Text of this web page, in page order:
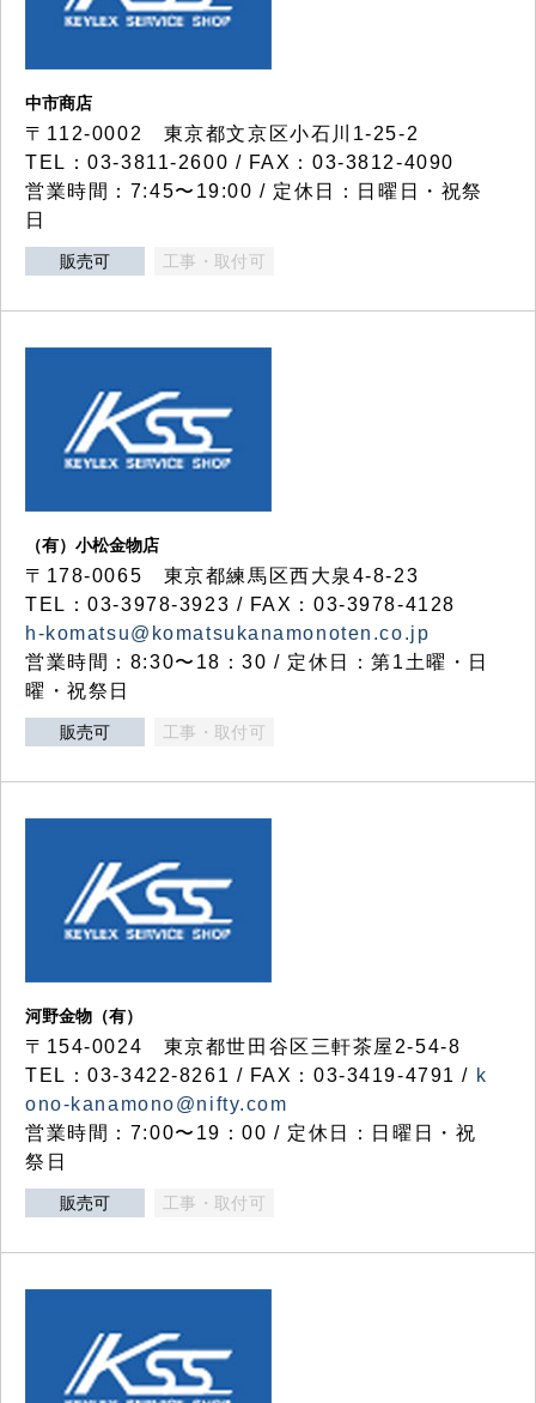
中市商店
〒112-0002 東京都文京区小石川1-25-2
TEL：03-3811-2600 / FAX：03-3812-4090
営業時間：7:45〜19:00 / 定休日：日曜日・祝祭
日
販売可 工事・取付可
（有）小松金物店
〒178-0065 東京都練馬区西大泉4-8-23
TEL：03-3978-3923 / FAX：03-3978-4128
h-komatsu@komatsukanamonoten.co.jp
営業時間：8:30〜18：30 / 定休日：第1土曜・日
曜・祝祭日
販売可 工事・取付可
河野金物（有）
〒154-0024 東京都世田谷区三軒茶屋2-54-8
TEL：03-3422-8261 / FAX：03-3419-4791 / k
ono-kanamono@nifty.com
営業時間：7:00〜19：00 / 定休日：日曜日・祝
祭日
販売可 工事・取付可